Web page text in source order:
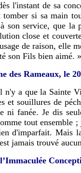
l'instant de sa
si sa main
son service, que
close et
de raison, elle
son Fils bien aimé. »
des Rameaux, le
n'y a que la Sainte
et souillures de
fanée. Je dis
tout ensemble
d'imparfait. Mais
jamais trouvé